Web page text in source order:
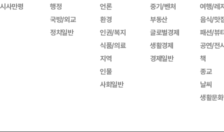
시사만평
행정
국방/외교
정치일반
언론
환경
인권/복지
식품/의료
지역
인물
사회일반
중기/벤처
부동산
글로벌경제
생활경제
경제일반
여행/레
음식/맛
패션/뷰
공연/전
책
종교
날씨
생활문